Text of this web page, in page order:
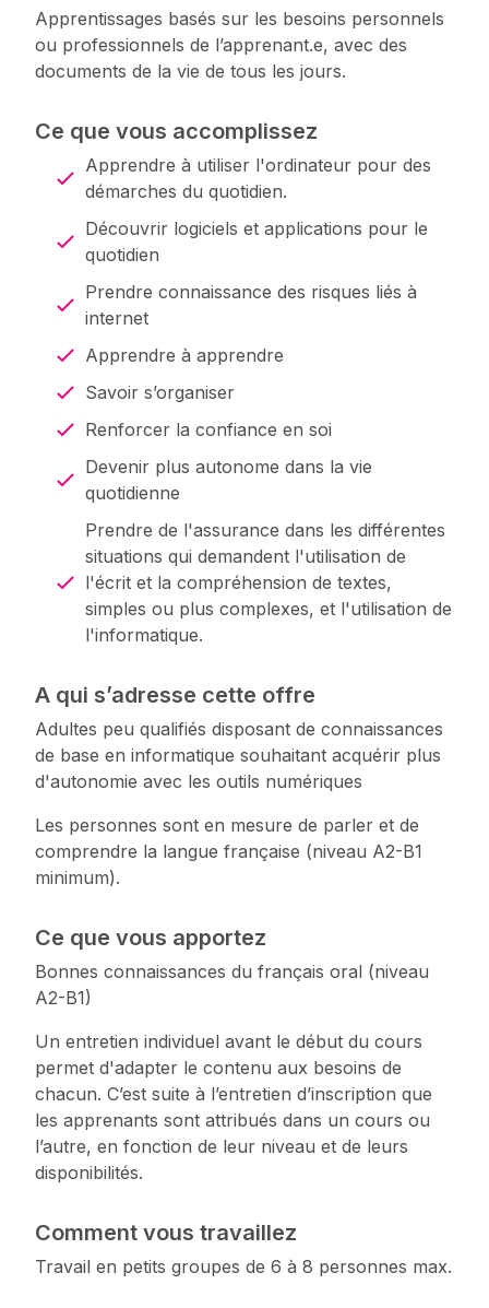
Apprentissages basés sur les besoins personnels
ou professionnels de l’apprenant.e, avec des
documents de la vie de tous les jours.
Ce que vous accomplissez
Apprendre à utiliser l'ordinateur pour des
démarches du quotidien.
Découvrir logiciels et applications pour le
quotidien
Prendre connaissance des risques liés à
internet
Apprendre à apprendre
Savoir s’organiser
Renforcer la confiance en soi
Devenir plus autonome dans la vie
quotidienne
Prendre de l'assurance dans les différentes
situations qui demandent l'utilisation de
l'écrit et la compréhension de textes,
simples ou plus complexes, et l'utilisation de
l'informatique.
A qui s’adresse cette offre
Adultes peu qualifiés disposant de connaissances
de base en informatique souhaitant acquérir plus
d'autonomie avec les outils numériques
Les personnes sont en mesure de parler et de
comprendre la langue française (niveau A2-B1
minimum).
Ce que vous apportez
Bonnes connaissances du français oral (niveau
A2-B1)
Un entretien individuel avant le début du cours
permet d'adapter le contenu aux besoins de
chacun. C’est suite à l’entretien d’inscription que
les apprenants sont attribués dans un cours ou
l’autre, en fonction de leur niveau et de leurs
disponibilités.
Comment vous travaillez
Travail en petits groupes de 6 à 8 personnes max.